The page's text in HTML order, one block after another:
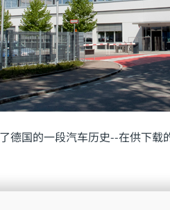
德国的一段汽车历史--在供下